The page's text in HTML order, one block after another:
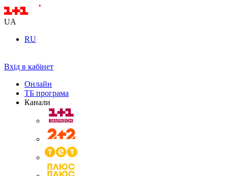
UA
RU
Вхід в кабінет
Онлайн
ТБ програма
Канали